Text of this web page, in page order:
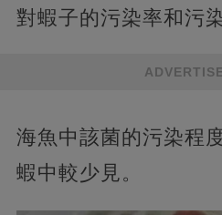
對蝦子的污染率和污
海魚中該菌的污染程
蝦中較少見。